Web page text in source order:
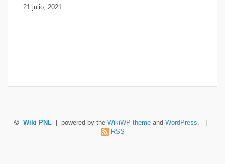
21 julio, 2021
© Wiki PNL | powered by the WikiWP theme and WordPress. |
RSS